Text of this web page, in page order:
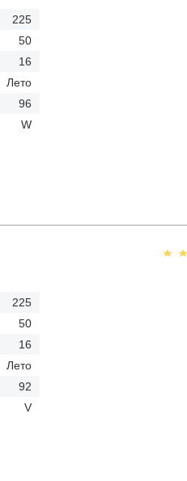
225
50
16
Лето
96
W
225
50
16
Лето
92
V